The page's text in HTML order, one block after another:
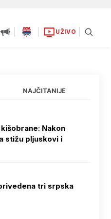
UŽIVO
NAJČITANIJE
Nakon
stižu pljuskovi i
tri srpska